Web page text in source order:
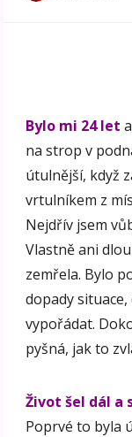
Bylo mi 24 let
na strop v
útulnější, když
vrtulníkem z
Nejdřív jsem
Vlastně ani
zemřela. Bylo
dopady
vypořádat.
pyšná, jak to
Život šel dál a
Poprvé to byla